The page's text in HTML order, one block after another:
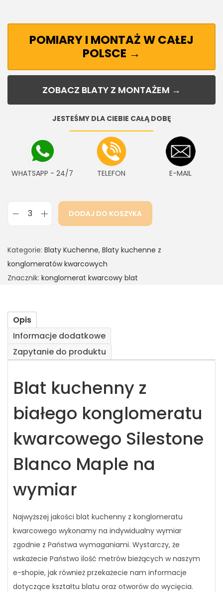
POMIARY I MONTAŻ W CAŁEJ
POLSCE →
ZOBACZ BLATY Z MONTAŻEM →
JESTEŚMY DLA CIEBIE CAŁĄ DOBĘ
WHATSAPP - 24/7 TELEFON E-MAIL
DODAJ DO KOSZYKA
Kategorie: Blaty Kuchenne, Blaty kuchenne z
konglomeratów kwarcowych
Znacznik: konglomerat kwarcowy blat
Opis
Informacje dodatkowe
Zapytanie do produktu
Blat kuchenny z
białego konglomeratu
kwarcowego Silestone
Blanco Maple na
wymiar
Najwyższej jakości blat kuchenny z konglomeratu
kwarcowego wykonamy na indywidualny wymiar
zgodnie z Państwa wymaganiami. Wystarczy, że
wskażecie Państwo ilość metrów bieżących w naszym
e-shopie, jak również przekażecie nam informacje
dotyczące kształtu blatu oraz otworów do wycięcia.